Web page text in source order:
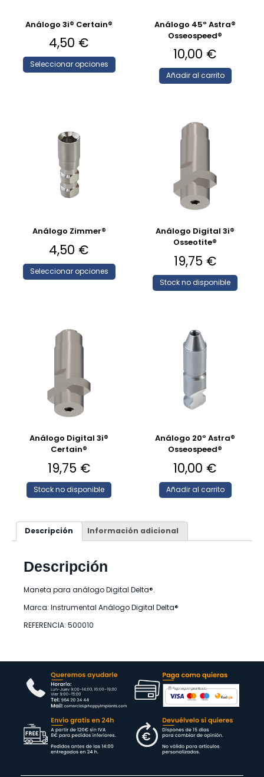
Análogo 3i® Certain®
4,50 €
Seleccionar opciones
Análogo 45º Astra®
Osseospeed®
10,00 €
Añadir al carrito
Análogo Zimmer®
4,50 €
Seleccionar opciones
Análogo Digital 3i®
Osseotite®
19,75 €
Stock no disponible
Análogo Digital 3i®
Certain®
19,75 €
Stock no disponible
Análogo 20º Astra®
Osseospeed®
10,00 €
Añadir al carrito
Descripción Información adicional
Descripción
Maneta para análogo Digital Delta®.
Marca: Instrumental Análogo Digital Delta®
REFERENCIA: 500010